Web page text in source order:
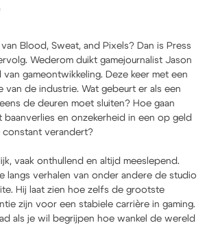
Blood, Sweat, and Pixels? Dan is Press
Wederom duikt gamejournalist Jason
gameontwikkeling. Deze keer met een
van de industrie. Wat gebeurt er als een
de deuren moet sluiten? Hoe gaan
baanverlies en onzekerheid in een op geld
verandert?
vaak onthullend en altijd meeslepend.
langs verhalen van onder andere de studio
Hij laat zien hoe zelfs de grootste
zijn voor een stabiele carrière in gaming.
als je wil begrijpen hoe wankel de wereld